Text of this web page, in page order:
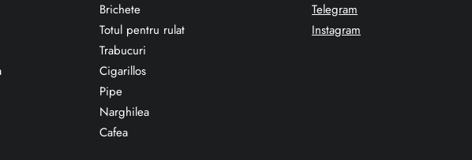
Brichete
Totul pentru rulat
Trabucuri
Cigarillos
Pipe
Narghilea
Cafea
Telegram
Instagram